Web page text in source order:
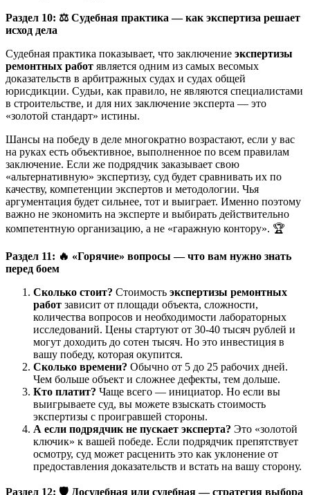
Раздел 10: ⚖️ Судебная практика — как экспертиза решает
исход дела
Судебная практика показывает, что заключение экспертизы
ремонтных работ является одним из самых весомых
доказательств в арбитражных судах и судах общей
юрисдикции. Судьи, как правило, не являются специалистами
в строительстве, и для них заключение эксперта — это
«золотой стандарт» истины.
Шансы на победу в деле многократно возрастают, если у вас
на руках есть объективное, выполненное по всем правилам
заключение. Если же подрядчик заказывает свою
«альтернативную» экспертизу, суд будет сравнивать их по
качеству, компетенции экспертов и методологии. Чья
аргументация будет сильнее, тот и выиграет. Именно поэтому
важно не экономить на эксперте и выбирать действительно
компетентную организацию, а не «гаражную контору». 🏆
Раздел 11: 🔥 «Горячие» вопросы — что вам нужно знать
перед боем
Сколько стоит? Стоимость экспертизы ремонтных
работ зависит от площади объекта, сложности,
количества вопросов и необходимости лабораторных
исследований. Цены стартуют от 30-40 тысяч рублей и
могут доходить до сотен тысяч. Но это инвестиция в
вашу победу, которая окупится.
Сколько времени? Обычно от 5 до 25 рабочих дней.
Чем больше объект и сложнее дефекты, тем дольше.
Кто платит? Чаще всего — инициатор. Но если вы
выигрываете суд, вы можете взыскать стоимость
экспертизы с проигравшей стороны.
А если подрядчик не пускает эксперта? Это «золотой
ключик» к вашей победе. Если подрядчик препятствует
осмотру, суд может расценить это как уклонение от
предоставления доказательств и встать на вашу сторону.
Раздел 12: 🛡 ️ Досудебная или судебная — стратегия выбора